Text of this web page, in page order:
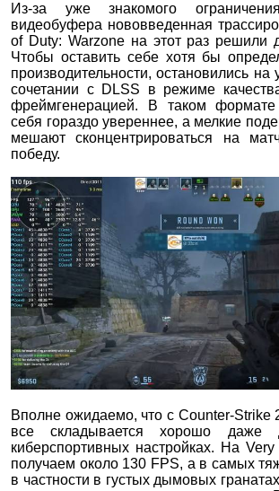
Из-за уже знакомого
видеобуфера нововведенная
of Duty: Warzone на этот раз решили
Чтобы оставить себе хотя бы
производительности, остановились на
сочетании с DLSS в режиме
фреймгенерацией. В таком формате
себя гораздо увереннее, а мелкие
мешают сконцентрироваться на
победу.
Вполне ожидаемо, что с Counter-Strike
все складывается хорошо
киберспортивных настройках. На
получаем около 130 FPS, а в самых
в частности в густых дымовых